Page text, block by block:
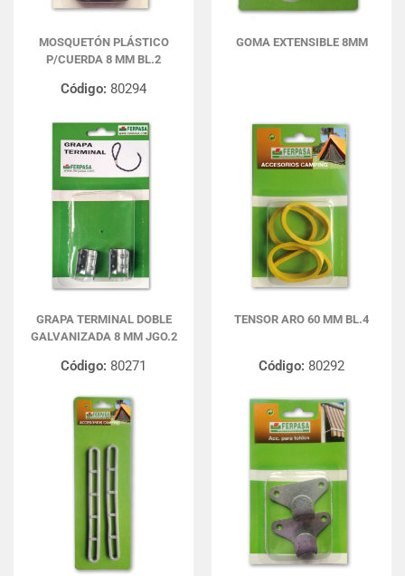
MOSQUETÓN PLÁSTICO
P/CUERDA 8 MM BL.2
Código: 80294
GOMA EXTENSIBLE 8MM
GRAPA TERMINAL DOBLE
GALVANIZADA 8 MM JGO.2
Código: 80271
TENSOR ARO 60 MM BL.4
Código: 80292